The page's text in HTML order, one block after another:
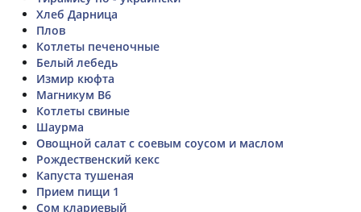
Хлеб Дарница
Плов
Котлеты печеночные
Белый лебедь
Измир кюфта
Магникум B6
Котлеты свиные
Шаурма
Овощной салат с соевым соусом и маслом
Рождественский кекс
Капуста тушеная
Прием пищи 1
Сом клариевый